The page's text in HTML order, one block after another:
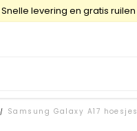
Snelle levering en gratis ruilen
/ Samsung Galaxy A17 hoesjes